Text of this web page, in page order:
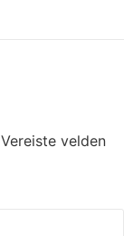
Vereiste velden